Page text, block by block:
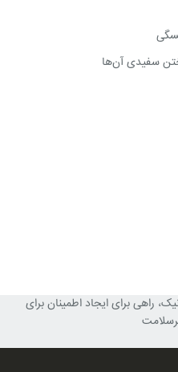
سفیدی آن‌ها
راهی برای ایجاد اطمینان برای